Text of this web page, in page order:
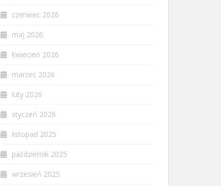
czerwiec 2026
maj 2026
kwiecień 2026
marzec 2026
luty 2026
styczeń 2026
listopad 2025
październik 2025
wrzesień 2025